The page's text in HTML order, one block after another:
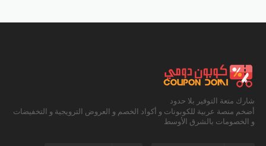
شارك متعة التوفير بلا حدود
أضخم منصة عربية للكوبونات و أكواد الخصم و العروض الترويجية و التخفيضات
و الخصومات بالشرق الأوسط